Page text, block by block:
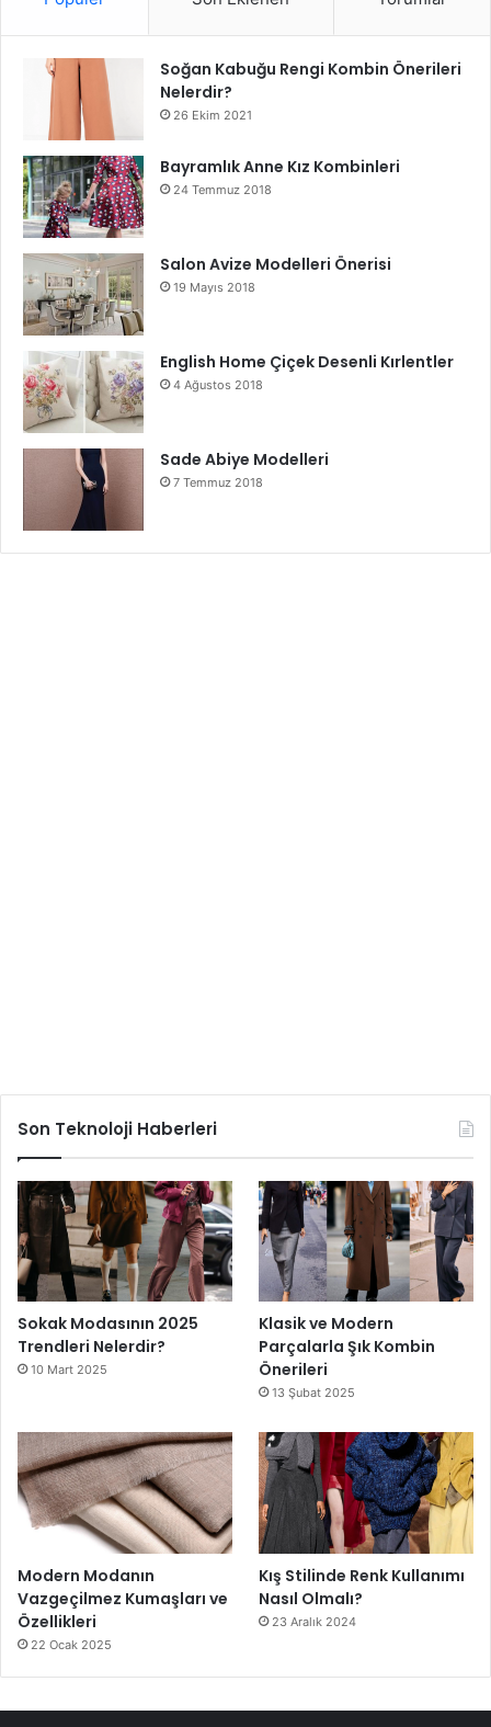
Soğan Kabuğu Rengi Kombin Önerileri
Nelerdir?
26 Ekim 2021
Bayramlık Anne Kız Kombinleri
24 Temmuz 2018
Salon Avize Modelleri Önerisi
19 Mayıs 2018
English Home Çiçek Desenli Kırlentler
4 Ağustos 2018
Sade Abiye Modelleri
7 Temmuz 2018
Son Teknoloji Haberleri
Sokak Modasının 2025
Trendleri Nelerdir?
10 Mart 2025
Klasik ve Modern
Parçalarla Şık Kombin
Önerileri
13 Şubat 2025
Modern Modanın
Vazgeçilmez Kumaşları ve
Özellikleri
22 Ocak 2025
Kış Stilinde Renk Kullanımı
Nasıl Olmalı?
23 Aralık 2024